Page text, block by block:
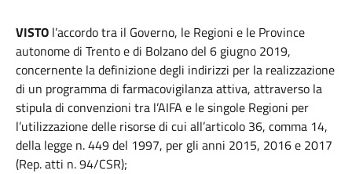
VISTO l’accordo tra il Governo, le Regioni e le Province
autonome di Trento e di Bolzano del 6 giugno 2019,
concernente la definizione degli indirizzi per la realizzazione
di un programma di farmacovigilanza attiva, attraverso la
stipula di convenzioni tra l’AIFA e le singole Regioni per
l’utilizzazione delle risorse di cui all’articolo 36, comma 14,
della legge n. 449 del 1997, per gli anni 2015, 2016 e 2017
(Rep. atti n. 94/CSR);